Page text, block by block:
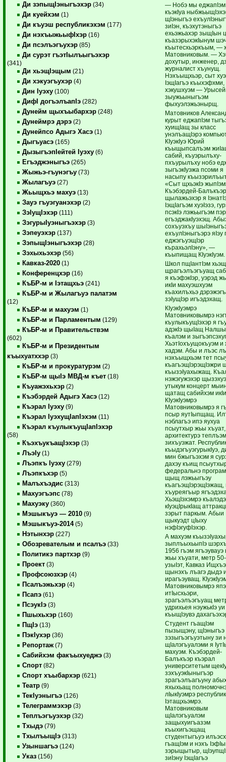
Ди зэпыщIэныгъэхэр (34)
Ди куейхэм (1)
Ди къуэш республикэхэм (177)
Ди нэхъыжьыфIхэр (16)
Ди псэлъэгъухэр (85)
Ди сурэт гъэтIылъыгъэхэр
(341)
Ди хьэщIэщым (21)
Ди хэкуэгъухэр (4)
Дин Iуэху (100)
ДифI догъэлъапIэ (282)
Дунейм щыхъыбархэр (248)
Дунеймрэ дэрэ (2)
Дунейпсо Адыгэ Хасэ (1)
Дыгъуасэ (165)
ДызыгъэпIейтей Iуэху (6)
Егъэджэныгъэ (265)
Жыжьэ-гъунэгъу (73)
Жылагъуэ (27)
Жьыщхьэ махуэ (13)
Зауэ гъуэгуанэхэр (2)
ЗэIущIэхэр (111)
ЗэгурыIуэныгъэхэр (3)
Зэпеуэхэр (137)
ЗэпыщIэныгъэхэр (28)
Зэхыхьэхэр (56)
Кавказ-2020 (1)
Конференцхэр (16)
КъБР-м и Iэтащхьэ (241)
КъБР-м и Жылагъуэ палатэм
(12)
КъБР-м и махуэм (1)
КъБР-м и Парламентым (129)
КъБР-м и Правительствэм
(602)
КъБР-м и Президентым
къыхуатххэр (3)
КъБР-м и прокуратурэм (2)
КъБР-м щыIэ МВД-м къет (18)
Къуажэхьхэр (2)
Къэбэрдей Адыгэ Хасэ (12)
Къэрал Iуэху (9)
Къэрал IуэхущIапIэхэм (11)
Къэрал къулыкъущIапIэхэр
(58)
КъэхъукъащIэхэр (3)
ЛъэIу (1)
Лъэпкъ Iуэху (279)
Лъэпкъхэр (5)
Малъхъэдис (313)
Махуэгъэпс (78)
Махуэку (360)
Мэшыкъуэ — 2010 (9)
Мэшыкъуэ-2014(5)
Нэтынхэр (227)
Обозревателым и псалъэ (33)
Политикэ партхэр (9)
Проект (3)
Профсоюзхэр (4)
Псалъэжьхэр (4)
Псапэ (61)
ПсэукIэ (3)
Пшыхьхэр (160)
ПщIэ (13)
ПэкIухэр (36)
Репортаж (7)
Сабийхэм факъыхуеджэ (3)
Спорт (82)
Спорт хъыбархэр (621)
Театр (9)
ТекIуэныгъэ (126)
Телеграммэхэр (3)
Теплъэгъуэхэр (32)
Тхыдэ (79)
ТхылъыщIэ (313)
Узыншагъэ (124)
Указ (156)
— Нобэ мы еджапIэм
къэкIуа
щIэныгъэ
зиIэн, къэхутэныгъэ
ехьэжьахэр зыщIын
къазэрыхэкIынум
къытесхьэркъым, —
Матовниковым. —
дохутыр, инженер,
журналист хъунущ.
Нэхъыщхьэр, сыт
IэщIагъэ къыхэфхми,
хэкушхуэм —
зыужьыныгъэм
фыхуэлэжьэнырщ.
Матовников
курыт еджапIэм
хуищIащ зы класс
унэлъащIэрэ
КIуэкIуэ Юрий
къыщыпсалъэм
сабий, къуэрылъху-
пхъурылъху нобэ
зыгъэкIуэжа псоми я
насыпу
«Сыт щхьэкIэ
Къэбэрдей-
щылажьэхэр я
IэщIагъэм хуэIэзэ,
псэкIэ лэжьыгъэм
егъэджакIуэхэщ.
сохъуэхъу
ехъулIэныгъэрэ яIэу
еджэгъуэщIэр
кърахьэлIэну», —
къыпищащ КIуэкIуэм.
Школ пщIантIэм
щрагъэлъэгъуащ
я къэфэкIэр, уэрэд
икIи махуэшхуэм
къахилъхьэ
зэIущIэр игъэдэхащ.
КIуэкIуэмрэ
Матовниковымрэ
къулыкъущIэхэр я
адэкIэ щыIащ
къалэм и
ХьэтIохъущокъуэм и
хадэм. Абы и лъэс
нэхъыщхьэм тет
къагъэщIэрэщIэжри
къызэIуахыжащ.
нэжэгужэхэр
утыкум концерт
щатащ сабийхэм
КIуэкIуэмрэ
Матовниковымрэ я
псыр яутIыпщащ.
нэблагъэ ипэ яухуа
псыутхыр жьы
архитектурэ
зихъуэжат.
къыдэгъуэгурыкIуэ,
мин бжыгъэхэм я
дахэу къищ
федеральнэ
щыщ лэжьыгъэу
къагъэщIэрэщIэжащ,
хъуреягъыр
ХьэщIэхэмрэ
кIуэцIрыкIащ
зэрыт паркым. Абыи
щыкуэдт цIыху
нэфIэгуфIэхэр.
А махуэм
зыплъыхьыпIэ
1956 гъэм
жьы хъуати, метр 50-
узыIэт, Кавказ
щынэхъ лъагэ дыдэ
ирагъэуващ.
Матовниковымрэ
итIысхьэри,
зрагъэлъэгъуащ
удрихьея нэужькIэ уи
къыщIэувэ
Студент гъащIэм
пызыщэну, щIэныгъэ
зэзыгъэгъуэтыну зи
щIалэгъуалэми я
махуэм. Къэбэрдей-
Балъкъэр къэрал
университетым
зэхъуэкIыныгъэр
зрагъэлъагъуну
яхыхьащ
лIыкIуэмрэ
Iэтащхьэмрэ.
Матовниковым
щIалэгъуалэм
защыхуигъазэм
къыхигъэщащ
студентыгъуэ
гъащIэм и нэхъ
зэрыщытыр,
зиIэну IэщIагъэ